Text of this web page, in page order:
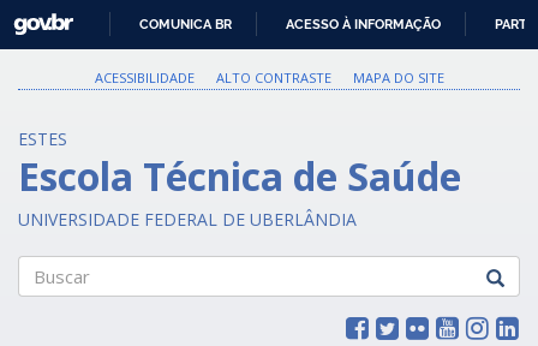
PARA
O
GOVBR
COMUNICA BR ACESSO À INFORMAÇÃO
ACESSIBILIDADE ALTO CONTRASTE MAPA DO SITE
ESTES
Escola Técnica de Saúde
UNIVERSIDADE FEDERAL DE UBERLÂNDIA